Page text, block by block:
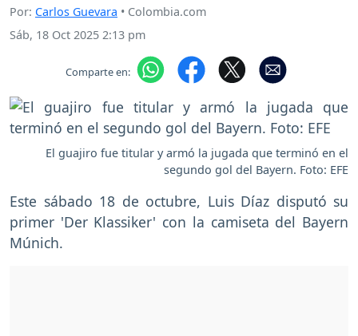
Por: Carlos Guevara • Colombia.com
Sáb, 18 Oct 2025 2:13 pm
Comparte en:
El guajiro fue titular y armó la jugada que terminó en el
segundo gol del Bayern. Foto: EFE
Este sábado 18 de octubre, Luis Díaz disputó su
primer 'Der Klassiker' con la camiseta del Bayern
Múnich.